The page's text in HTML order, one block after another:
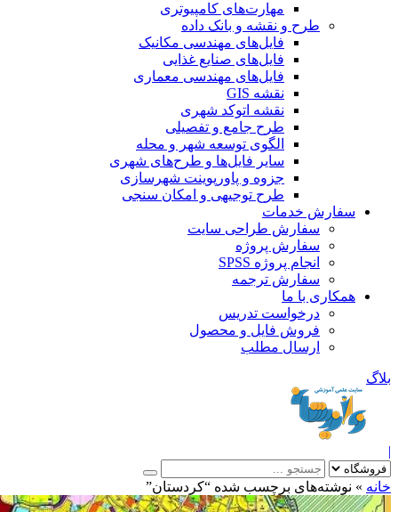
مهارت‌های کامپیوتری
طرح و نقشه و بانک داده
فایل‌های مهندسی مکانیک
فایل‌های صنایع غذایی
فایل‌های مهندسی معماری
نقشه GIS
نقشه اتوکد شهری
طرح جامع و تفصیلی
الگوی توسعه شهر و محله
سایر فایل‌ها و طرح‌های شهری
جزوه و پاورپوینت شهرسازی
طرح توجیهی و امکان سنجی
سفارش خدمات
سفارش طراحی سایت
سفارش پروژه
انجام پروژه SPSS
سفارش ترجمه
همکاری با ما
درخواست تدریس
فروش فایل و محصول
ارسال مطلب
»نوشته‌های برچسب شده “کردستان”